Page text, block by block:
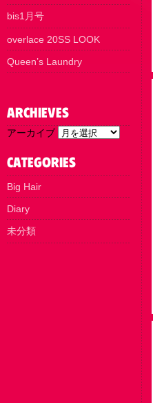
bis1月号
overlace 20SS LOOK
Queen’s Laundry
アーカイブ
Big Hair
Diary
未分類